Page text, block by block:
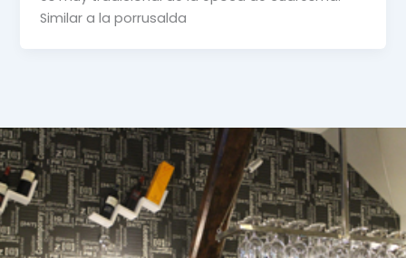
Similar a la porrusalda